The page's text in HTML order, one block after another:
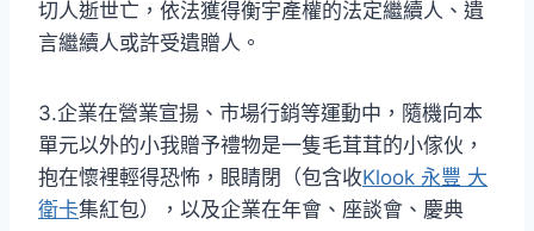
切人逝世亡，依法獲得衡宇產權的法定繼續人、遺
言繼續人或許受遺贈人。
3.企業在營業宣揚、市場行銷等運動中，隨機向本
單元以外的小我贈予禮物是一隻毛茸茸的小傢伙，
抱在懷裡輕得恐怖，眼睛閉（包含收Klook 永豐 大
衛卡集紅包），以及企業在年會、座談會、慶典